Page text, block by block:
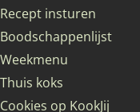
Recept insturen
Boodschappenlijst
Weekmenu
Thuis koks
Cookies op KookJij